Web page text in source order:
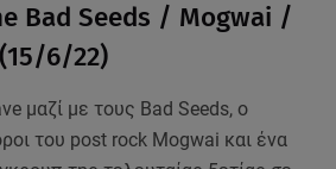
Bad Seeds / Mogwai /
6/22)
μαζί με τους Bad Seeds, ο
του post rock Mogwai και ένα